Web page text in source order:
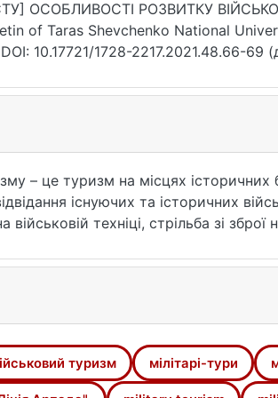
ОСОБЛИВОСТІ РОЗВИТКУ
of Taras Shevchenko National
10.17721/1728-2217.2021.48.66-69
– це туризм на місцях історичних
існуючих та історичних
військовій техніці, стрільба зі
виділяють декілька
Існує й інша класифікація
історичні реконструкції
військовий туризм варто
самої подорожі, на три
Ресурсну базу військового
а також Першої і Другої
туризм мілітарі-тури